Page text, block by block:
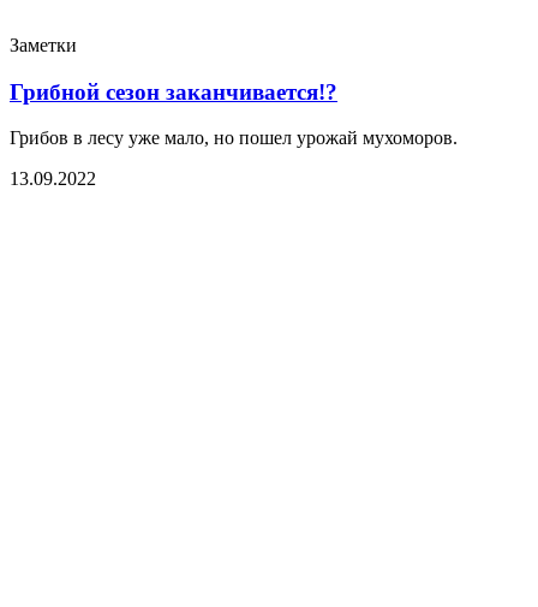
Заметки
Грибной сезон заканчивается!?
Грибов в лесу уже мало, но пошел урожай мухоморов.
13.09.2022